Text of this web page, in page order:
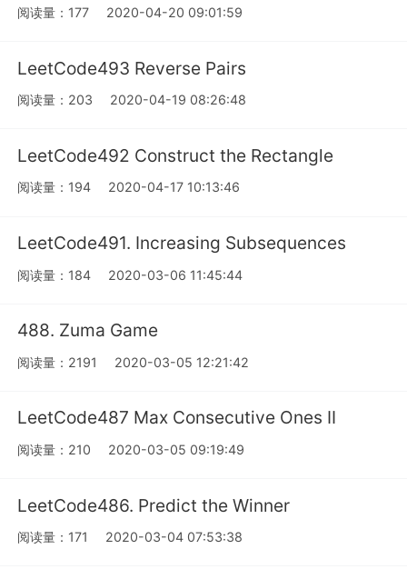
阅读量：177 2020-04-20 09:01:59
LeetCode493 Reverse Pairs
阅读量：203 2020-04-19 08:26:48
LeetCode492 Construct the Rectangle
阅读量：194 2020-04-17 10:13:46
LeetCode491. Increasing Subsequences
阅读量：184 2020-03-06 11:45:44
488. Zuma Game
阅读量：2191 2020-03-05 12:21:42
LeetCode487 Max Consecutive Ones II
阅读量：210 2020-03-05 09:19:49
LeetCode486. Predict the Winner
阅读量：171 2020-03-04 07:53:38